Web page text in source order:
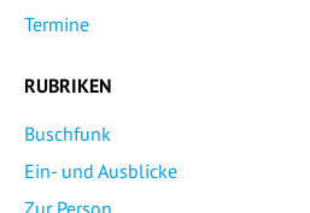
Termine
RUBRIKEN
Buschfunk
Ein- und Ausblicke
Zur Person